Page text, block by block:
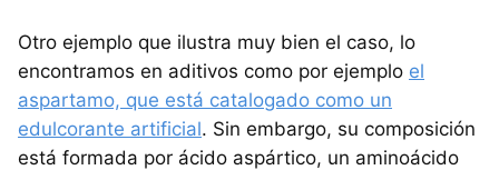
Otro ejemplo que ilustra muy bien el caso, lo
encontramos en aditivos como por ejemplo el
aspartamo, que está catalogado como un
edulcorante artificial. Sin embargo, su composición
está formada por ácido aspártico, un aminoácido